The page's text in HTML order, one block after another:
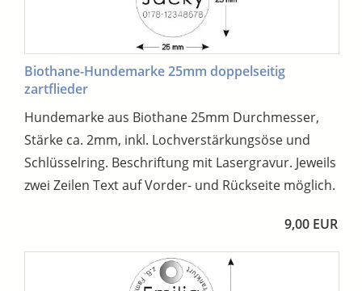
Biothane-Hundemarke 25mm doppelseitig
zartflieder
Hundemarke aus Biothane 25mm Durchmesser,
Stärke ca. 2mm, inkl. Lochverstärkungsöse und
Schlüsselring. Beschriftung mit Lasergravur. Jeweils
zwei Zeilen Text auf Vorder- und Rückseite möglich.
9,00 EUR